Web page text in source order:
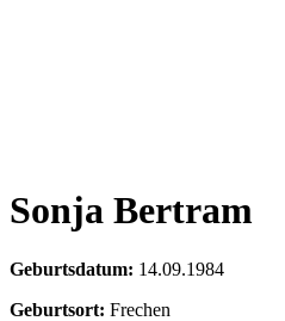
Sonja Bertram
Geburtsdatum: 14.09.1984
Geburtsort: Frechen